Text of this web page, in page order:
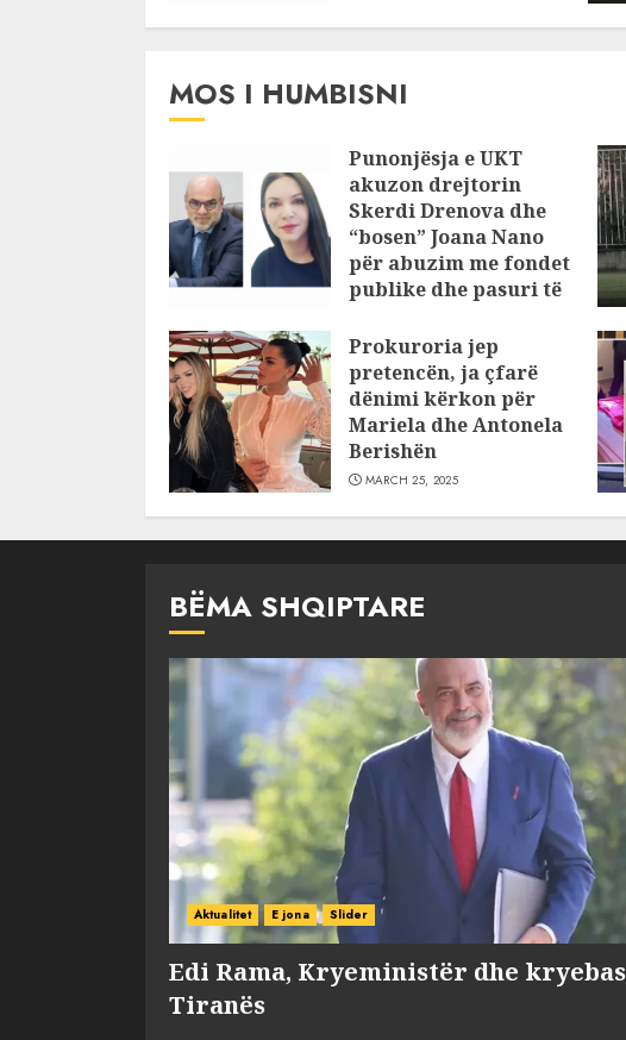
MOS I HUMBISNI
Punonjësja e UKT
akuzon drejtorin
Skerdi Drenova dhe
“bosen” Joana Nano
për abuzim me fondet
publike dhe pasuri të
JULY 24, 2025
Prokuroria jep
pretencën, ja çfarë
dënimi kërkon për
Mariela dhe Antonela
Berishën
MARCH 25, 2025
BËMA SHQIPTARE
Aktualitet E jona Slider
Edi Rama, Kryeministër dhe
Tiranës